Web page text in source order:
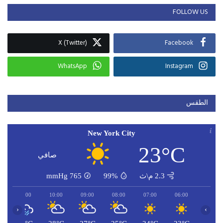
FOLLOW US
Facebook
X (Twitter)
Instagram
WhatsApp
الطقس
New York City
23°C صافي
2.3 م\ث 99%
765
mmHg
06:00
07:00
08:00
09:00
10:00
11:00
‹ ›